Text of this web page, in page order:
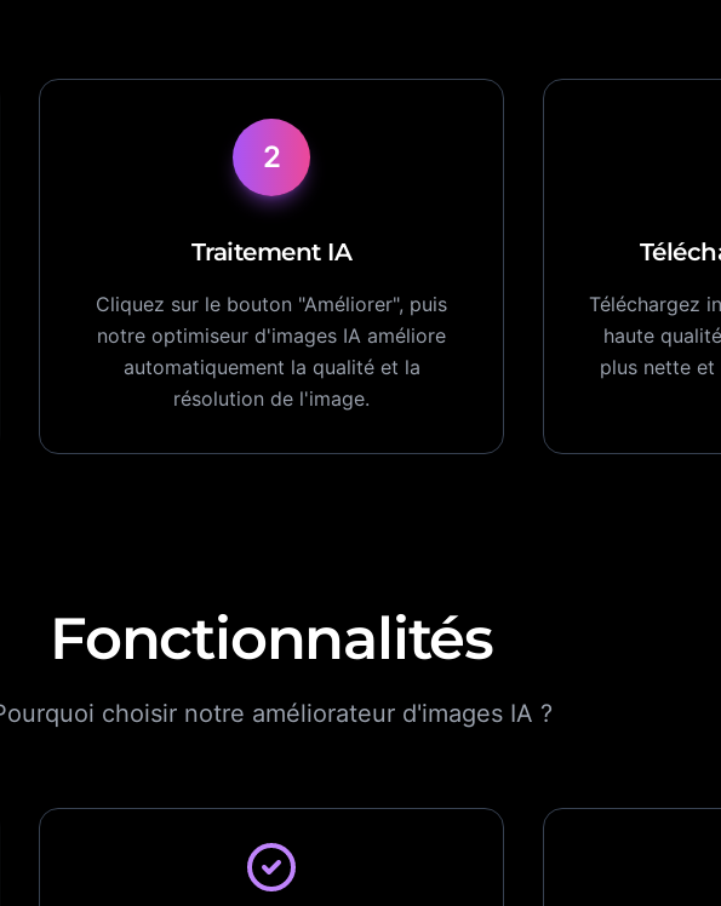
2
Traitement IA
Cliquez sur le bouton "Améliorer", puis
notre optimiseur d'images IA améliore
automatiquement la qualité et la
résolution de l'image.
Téléchargez
haute
plus nette et
Fonctionnalités
choisir notre améliorateur d'images IA ?